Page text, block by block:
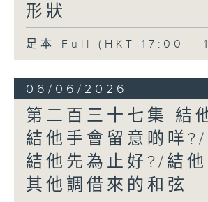
形狀
足本 Full (HKT 17:00 -
06/06/2026
第二百三十七集 結
結他手會留意啲咩
結他先為止好?/結
其他調借來的和弦